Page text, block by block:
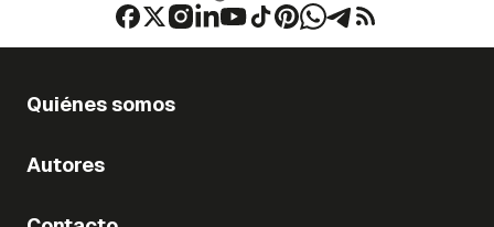
Quiénes somos
Autores